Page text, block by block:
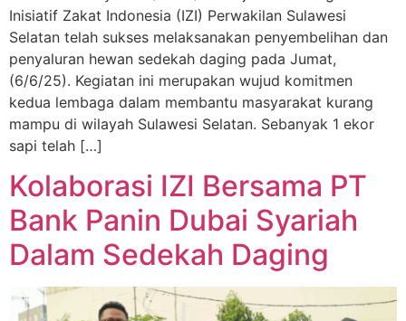
Inisiatif Zakat Indonesia (IZI) Perwakilan Sulawesi
Selatan telah sukses melaksanakan penyembelihan dan
penyaluran hewan sedekah daging pada Jumat,
(6/6/25). Kegiatan ini merupakan wujud komitmen
kedua lembaga dalam membantu masyarakat kurang
mampu di wilayah Sulawesi Selatan. Sebanyak 1 ekor
sapi telah […]
Kolaborasi IZI Bersama PT
Bank Panin Dubai Syariah
Dalam Sedekah Daging